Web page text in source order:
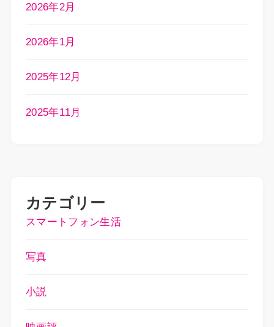
2026年2月
2026年1月
2025年12月
2025年11月
カテゴリー
スマートフォン生活
写真
小説